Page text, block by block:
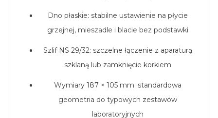
Dno płaskie: stabilne ustawienie na płycie
grzejnej, mieszadle i blacie bez podstawki
Szlif NS 29/32: szczelne łączenie z aparaturą
szklaną lub zamknięcie korkiem
Wymiary 187 × 105 mm: standardowa
geometria do typowych zestawów
laboratoryjnych